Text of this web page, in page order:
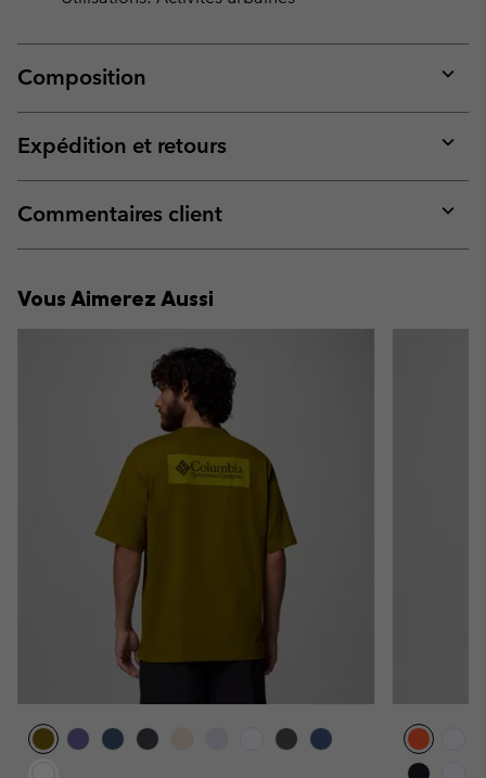
Composition
or
Expédition et retours
or
Commentaires client
or
Vous Aimerez Aussi